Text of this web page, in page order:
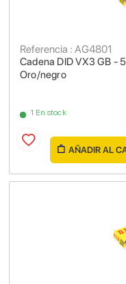
Cadena DID VX3 GB -
Oro/negro
Referencia : AG4801
1 En stock
AÑADIR AL